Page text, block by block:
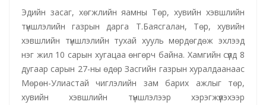
Эдийн засаг, хөгжлийн яамны Төр, хувийн хэвшлийн
түншлэлийн газрын дарга Т.Баясгалан, Төр, хувийн
хэвшлийн түншлэлийн тухай хууль мөрдөгдөж эхлээд
нэг жил 10 сарын хугацаа өнгөрч байна. Хамгийн сүүлд 8
дугаар сарын 27-ны өдөр Засгийн газрын хуралдаанаас
Мөрөн-Улиастай чиглэлийн зам барих ажлыг төр,
хувийн хэвшлийн түншлэлээр хэрэгжүүлэхээр